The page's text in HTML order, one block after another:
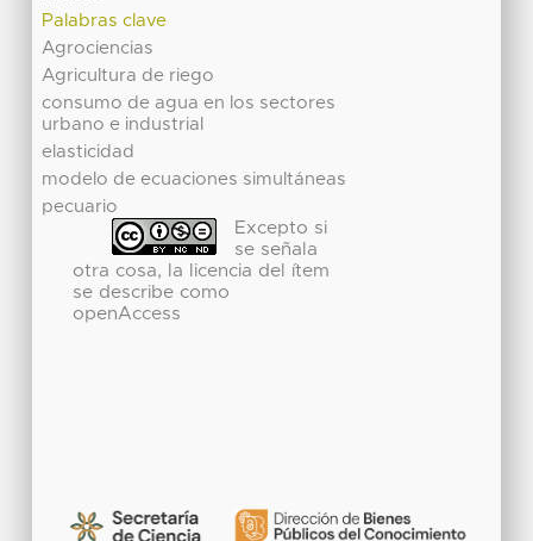
Palabras clave
Agrociencias
Agricultura de riego
consumo de agua en los sectores
urbano e industrial
elasticidad
modelo de ecuaciones simultáneas
pecuario
Excepto si
se señala
otra cosa, la licencia del ítem
se describe como
openAccess